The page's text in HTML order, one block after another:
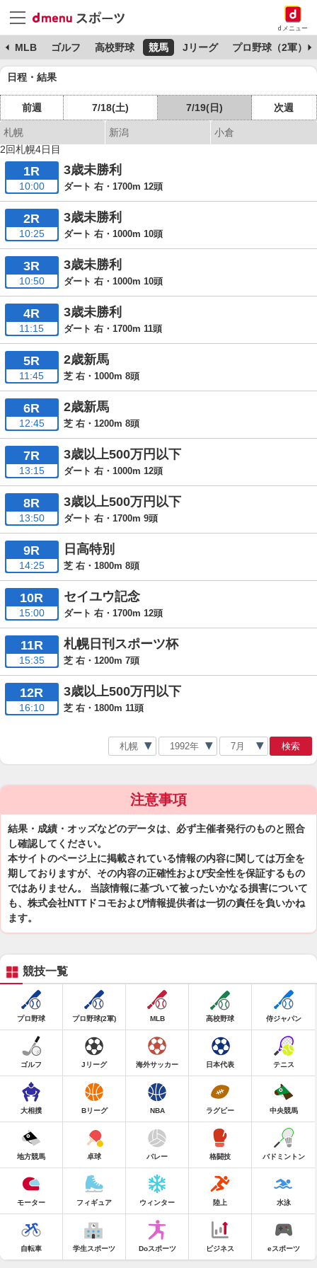
dメニュー
MLB ゴルフ 高校野球 競馬 Jリーグ プロ野球（2軍）
日程・結果
前週 7/18(土) 7/19(日) 次週
札幌 新潟
小倉
2回札幌4日目
1R
10:00
3歳未勝利
ダート 右・1700m 12頭
2R
10:25
3歳未勝利
ダート 右・1000m 10頭
3R
10:50
3歳未勝利
ダート 右・1000m 10頭
4R
11:15
3歳未勝利
ダート 右・1700m 11頭
5R
11:45
2歳新馬
芝 右・1000m 8頭
6R
12:45
2歳新馬
芝 右・1200m 8頭
7R
13:15
3歳以上500万円以下
ダート 右・1000m 12頭
8R
13:50
3歳以上500万円以下
ダート 右・1700m 9頭
9R
14:25
日高特別
芝 右・1800m 8頭
10R
15:00
セイユウ記念
ダート 右・1700m 12頭
11R
15:35
札幌日刊スポーツ杯
芝 右・1200m 7頭
12R
16:10
3歳以上500万円以下
芝 右・1800m 11頭
検索
注意事項
結果・成績・オッズなどのデータは、必ず主催者発行のものと照合
し確認してください。
本サイトのページ上に掲載されている情報の内容に関しては万全を
期しておりますが、その内容の正確性および安全性を保証するもの
ではありません。 当該情報に基づいて被ったいかなる損害について
も、株式会社NTTドコモおよび情報提供者は一切の責任を負いかね
ます。
競技一覧
プロ野球 プロ野球(2軍) MLB 高校野球 侍ジャパン
ゴルフ Jリーグ 海外サッカー 日本代表 テニス
大相撲 Bリーグ NBA ラグビー 中央競馬
地方競馬 卓球 バレー 格闘技 バドミントン
モーター フィギュア ウィンター 陸上 水泳
自転車 学生スポーツ Doスポーツ ビジネス eスポーツ